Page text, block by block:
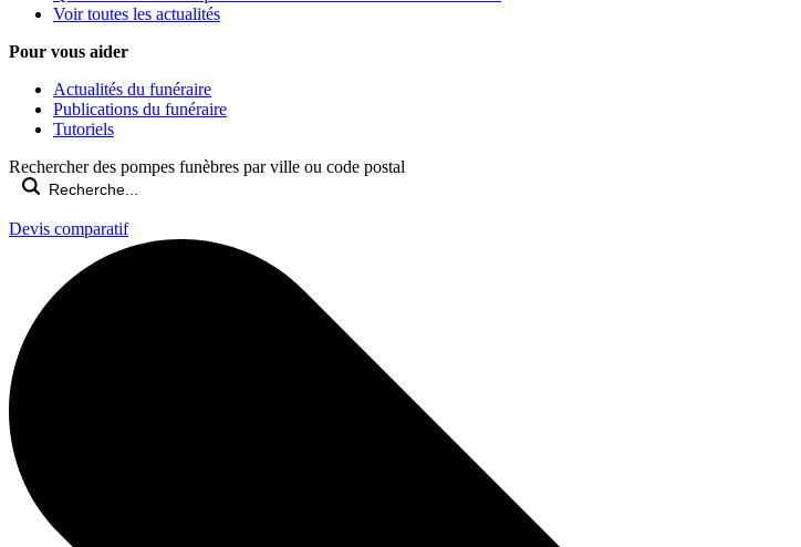
Voir toutes les actualités
Pour vous aider
Actualités du funéraire
Publications du funéraire
Tutoriels
Rechercher des pompes funèbres par ville ou code postal
Devis comparatif